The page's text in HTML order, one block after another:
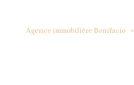
Agence immobiliére Bonifacio